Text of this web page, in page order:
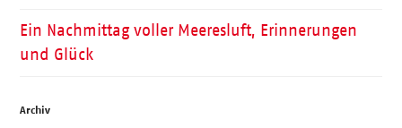
Ein Nachmittag voller Meeresluft, Erinnerungen
und Glück
Archiv